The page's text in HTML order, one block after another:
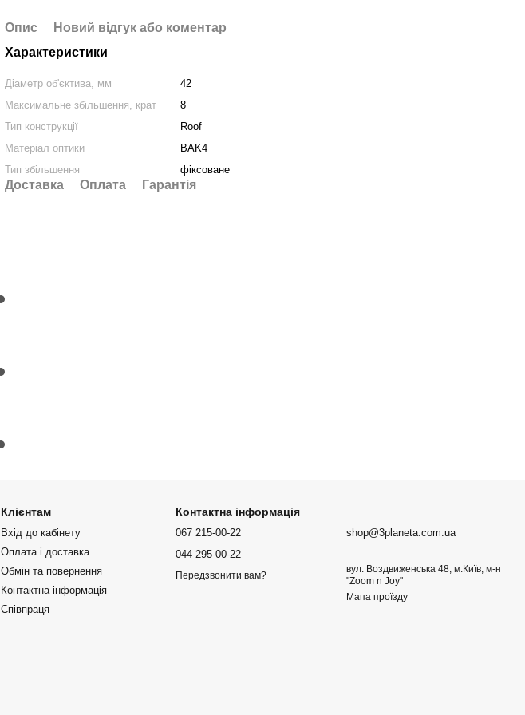
Опис
Новий відгук або коментар
Характеристики
Діаметр об'єктива, мм
42
Максимальне збільшення, крат
8
Тип конструкції
Roof
Матеріал оптики
BAK4
Тип збільшення
фіксоване
Доставка Оплата Гарантія
Клієнтам
Вхід до кабінету
Оплата і доставка
Обмін та повернення
Контактна інформація
Співпраця
Контактна інформація
067 215-00-22
044 295-00-22
Передзвонити вам?
shop@3planeta.com.ua
вул. Воздвиженська 48, м.Київ, м-н
"Zoom n Joy"
Мапа проїзду